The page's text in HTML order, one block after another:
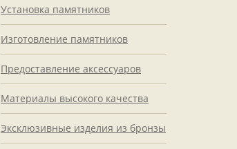
Установка памятников
Изготовление памятников
Предоставление аксессуаров
Материалы высокого качества
Эксклюзивные изделия из бронзы